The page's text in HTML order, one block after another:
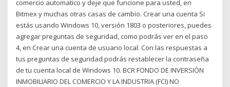
comercio automatico y deje que funcione para usted, en
Bitmex y muchas otras casas de cambio. Crear una cuenta Si
estás usando Windows 10, versión 1803 o posteriores, puedes
agregar preguntas de seguridad, como podrás ver en el paso
4, en Crear una cuenta de usuario local. Con las respuestas a
tus preguntas de seguridad podrás restablecer la contraseña
de tu cuenta local de Windows 10. BCR FONDO DE INVERSIÓN
INMOBILIARIO DEL COMERCIO Y LA INDUSTRIA (FCI) NO